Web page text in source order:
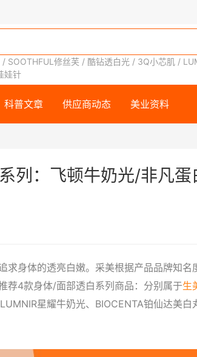
/ SOOTHFUL修丝芙 / 酷钻透白光 / 3Q小芯肌 /
娃针
科普文章 供应商动态 美业资料
列：飞顿牛奶光/非凡蛋
求身体的透亮白嫩。采美根据产品品牌知名
荐4款身体/面部透白系列商品：分别属于生
星耀牛奶光、BIOCENTA铂仙达美白